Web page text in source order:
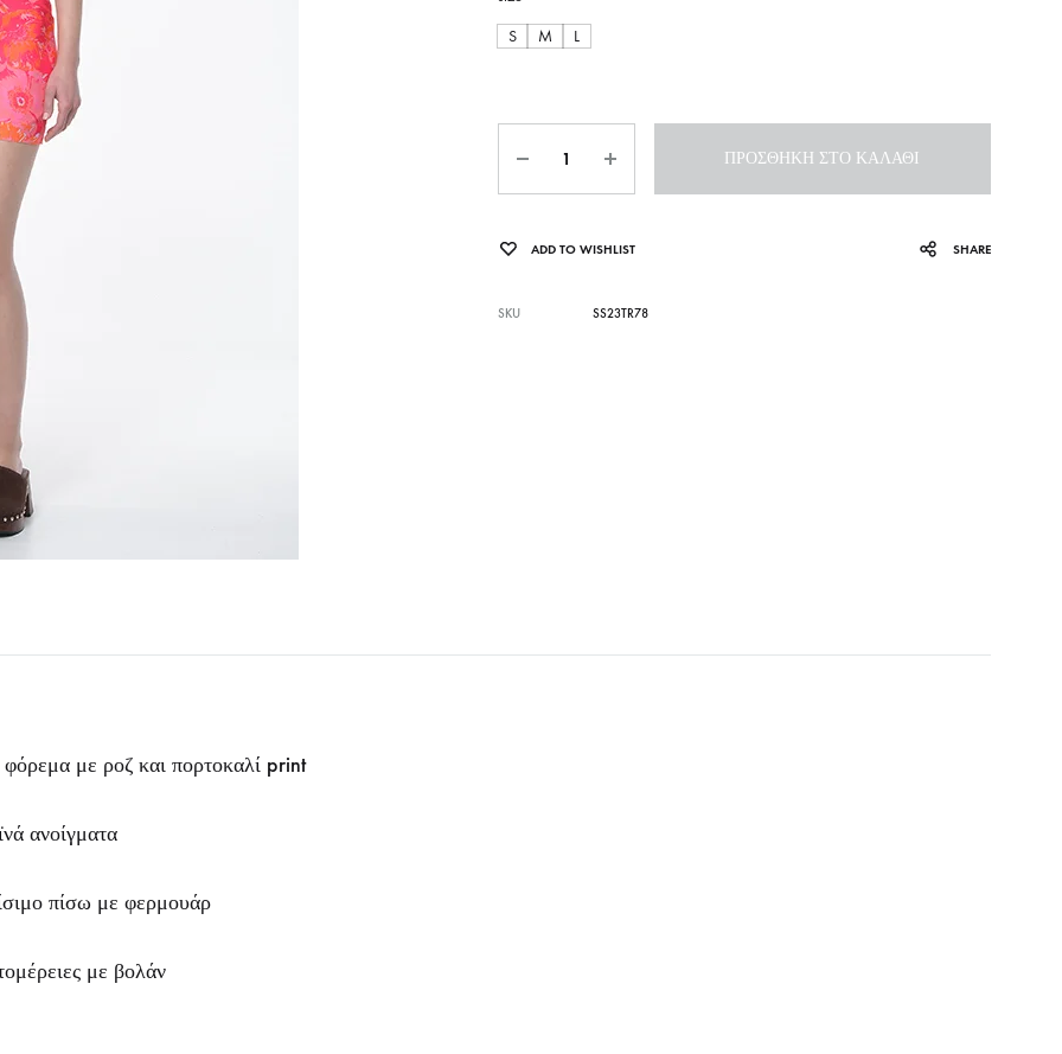
S
M L
ΠΡΟΣΘΉΚΗ ΣΤΟ ΚΑΛΆΘΙ
ADD TO WISHLIST SHARE
SKU SS23TR78
με ροζ και πορτοκαλί print
ανοίγματα
πίσω με φερμουάρ
με βολάν